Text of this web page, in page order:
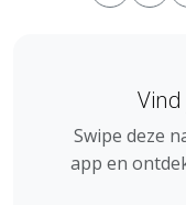
Swipe deze
app en